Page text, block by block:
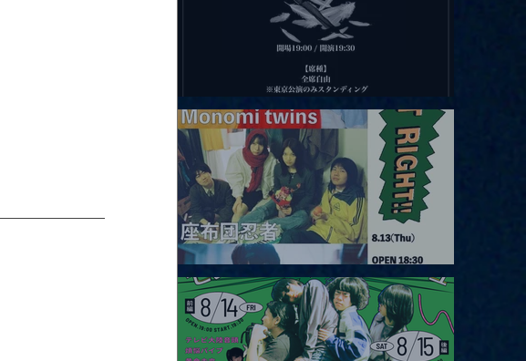
2026.08.12 |【観覧】田澤孝介 ソロワンマン 「Ballad Box 2026」
2026.08.13 |【観覧】JUST RIGHT!! vol.26